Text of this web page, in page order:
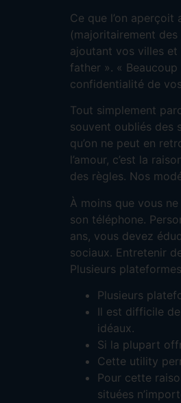
Ce que l’on
(majoritairement
ajoutant vos villes et
father ». «
confidentialité de
Tout simplement
souvent oubliés des
qu’on ne peut en
l’amour, c’est la
des règles. Nos
À moins que vous
son téléphone.
ans, vous devez
sociaux. Entretenir
Plusieurs
Plusieurs
Il est difficile
idéaux.
Si la plupart
Cette utility
Pour cette
situées